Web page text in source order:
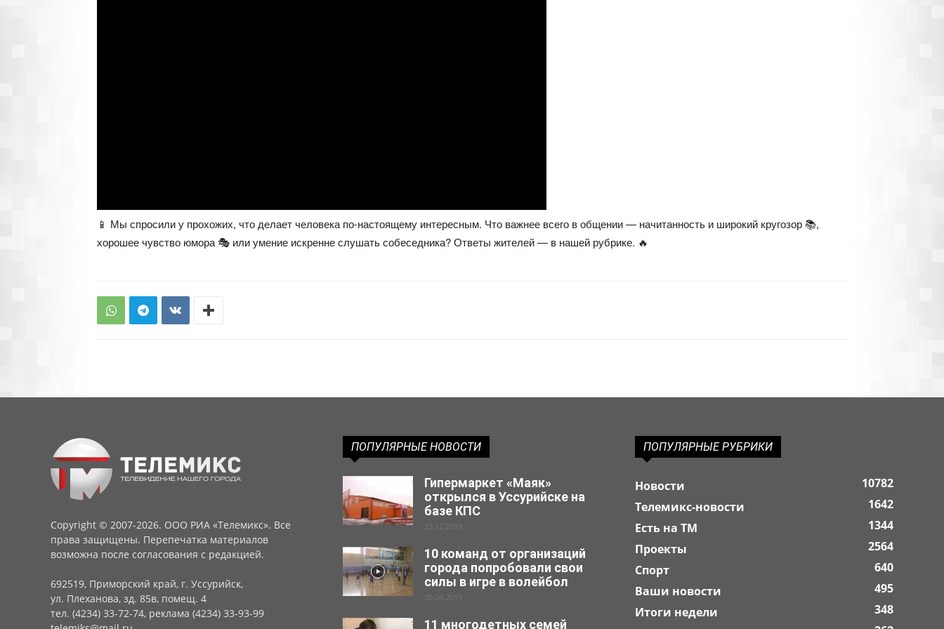
📱 Мы спросили у прохожих, что делает человека по-настоящему интересным. Что важнее всего в общении — начитанность и широкий кругозор 📚,
хорошее чувство юмора 🎭 или умение искренне слушать собеседника? Ответы жителей — в нашей рубрике. 🔥
Copyright © 2007-2026. ООО РИА «Телемикс». Все
права защищены. Перепечатка материалов
возможна после согласования с редакцией.
692519, Приморский край, г. Уссурийск,
ул. Плеханова, зд. 85в, помещ. 4
тел. (4234) 33-72-74, реклама (4234) 33-93-99
ПОПУЛЯРНЫЕ НОВОСТИ
Гипермаркет «Маяк»
открылся в Уссурийске на
базе КПС
23.12.2019
10 команд от организаций
города попробовали свои
силы в игре в волейбол
30.04.2019
11 многодетных семей
ПОПУЛЯРНЫЕ РУБРИКИ
Новости
10782
Телемикс-новости
1642
Есть на ТМ
1344
Проекты
2564
Спорт
640
Ваши новости
495
Итоги недели
348